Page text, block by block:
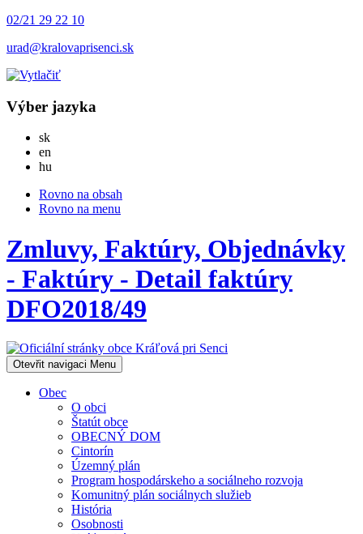
02/21 29 22 10
urad@kralovaprisenci.sk
Výber jazyka
skSlovensky
en
hu
Rovno na obsah
Rovno na menu
Zmluvy, Faktúry, Objednávky
- Faktúry - Detail faktúry
DFO2018/49
Otevřit navigaci Menu
Obec
O obci
Štatút obce
OBECNÝ DOM
Cintorín
Územný plán
Program hospodárskeho a sociálneho rozvoja
Komunitný plán sociálnych služieb
História
Osobnosti